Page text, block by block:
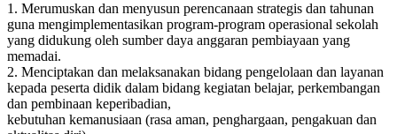
1. Merumuskan dan menyusun perencanaan strategis dan tahunan
guna mengimplementasikan program-program operasional sekolah
yang didukung oleh sumber daya anggaran pembiayaan yang
memadai.
2. Menciptakan dan melaksanakan bidang pengelolaan dan layanan
kepada peserta didik dalam bidang kegiatan belajar, perkembangan
dan pembinaan keperibadian,
kebutuhan kemanusiaan (rasa aman, penghargaan, pengakuan dan